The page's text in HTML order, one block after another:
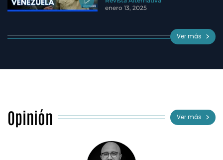
enero 13, 2025
Ver más
Opinión Ver más